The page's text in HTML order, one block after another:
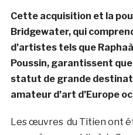
Cette acquisition et la
Bridgewater, qui
d’artistes tels que
Poussin, garantissent que
statut de grande
amateur d’art d’Europe
Les œuvres du Titien ont